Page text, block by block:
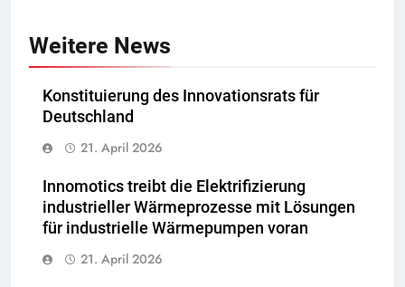
Weitere News
Konstituierung des Innovationsrats für
Deutschland
21. April 2026
Innomotics treibt die Elektrifizierung
industrieller Wärmeprozesse mit Lösungen
für industrielle Wärmepumpen voran
21. April 2026